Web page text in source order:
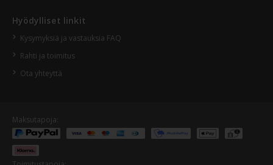
Hyödylliset linkit
Kysymyksiä ja vastauksia FAQ
Rahti ja toimitus
Ota yhteyttä
Maksutapoja: